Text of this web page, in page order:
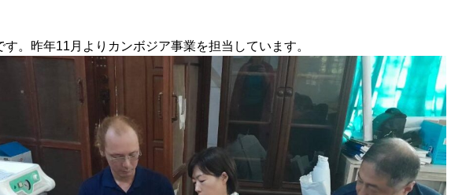
。昨年11月よりカンボジア事業を担当しています。